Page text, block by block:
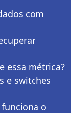
com
essa métrica?
e switches
funciona o